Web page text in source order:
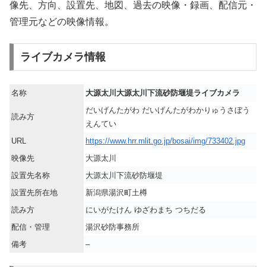
像先、方向、設置先、地図、過去の映像・録画、配信元・
管理元などの映像情報。
ライブカメラ情報
名称 大源太川大源太川下流砂防堰堤ライブカメラ
読み方
だいげんたがわ だいげんたがわかりゅうさぼう
えんてい
URL
https://www.hrr.mlit.go.jp/bosai/img/733402.jpg
映像先
大源太川
設置先名称
大源太川下流砂防堰堤
設置先所在地
新潟県湯沢町土樽
読み方
にいがたけん ゆざわまち つちだる
配信・管理
湯沢砂防事務所
備考
–